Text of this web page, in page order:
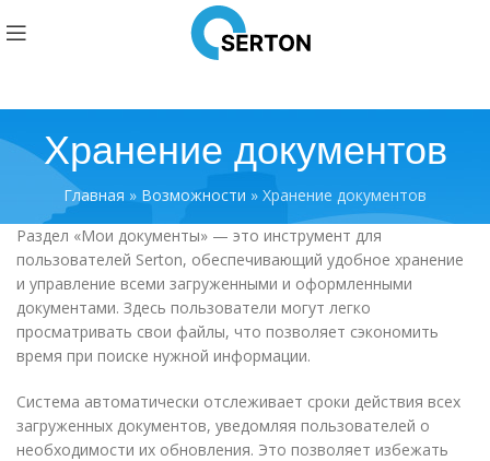
Хранение документов
Главная » Возможности » Хранение документов
Раздел «Мои документы» — это инструмент для
пользователей Serton, обеспечивающий удобное хранение
и управление всеми загруженными и оформленными
документами. Здесь пользователи могут легко
просматривать свои файлы, что позволяет сэкономить
время при поиске нужной информации.
Система автоматически отслеживает сроки действия всех
загруженных документов, уведомляя пользователей о
необходимости их обновления. Это позволяет избежать